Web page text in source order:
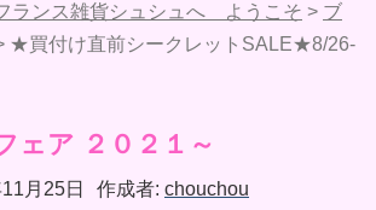
ランス雑貨シュシュへ ようこそ > ブ
★買付け直前シークレットSALE★8/26-
ェア ２０２１～
月25日 作成者: chouchou